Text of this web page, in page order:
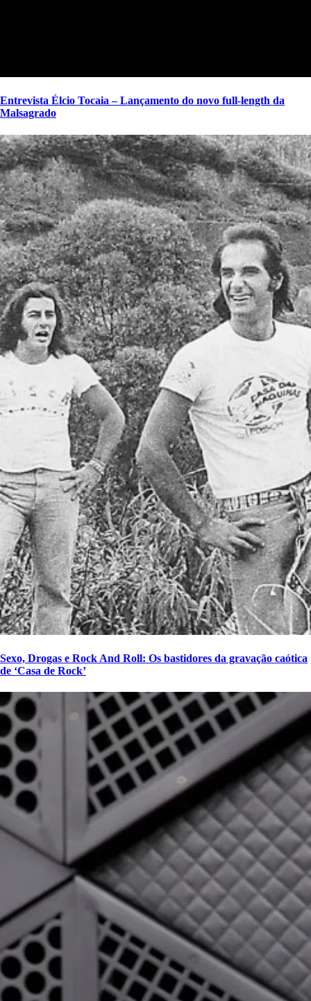
Entrevista Élcio Tocaia – Lançamento do novo full-length da
Malsagrado
Sexo, Drogas e Rock And Roll: Os bastidores da gravação caótica
de ‘Casa de Rock’